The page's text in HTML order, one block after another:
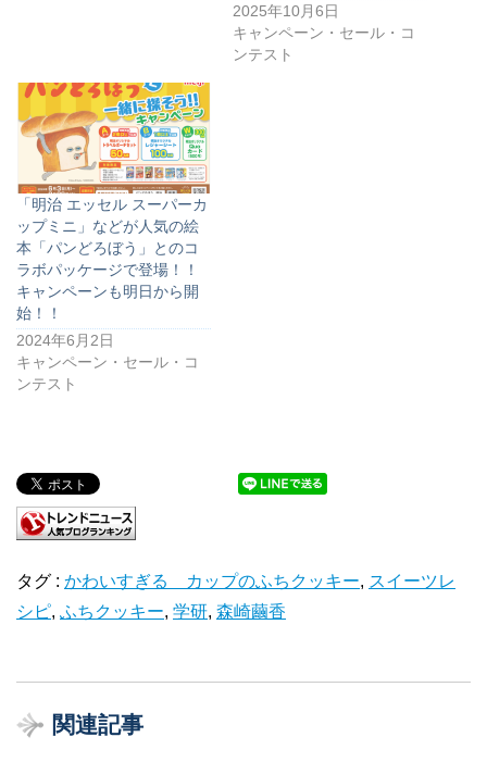
2025年10月6日
キャンペーン・セール・コ
ンテスト
「明治 エッセル スーパーカ
ップミニ」などが人気の絵
本「パンどろぼう」とのコ
ラボパッケージで登場！！
キャンペーンも明日から開
始！！
2024年6月2日
キャンペーン・セール・コ
ンテスト
タグ : かわいすぎる カップのふちクッキー, スイーツレ
シピ, ふちクッキー, 学研, 森崎繭香
関連記事